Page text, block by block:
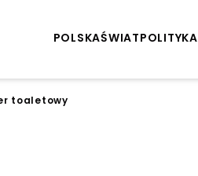
POLSKAŚWIATPOLITYKA
toaletowy